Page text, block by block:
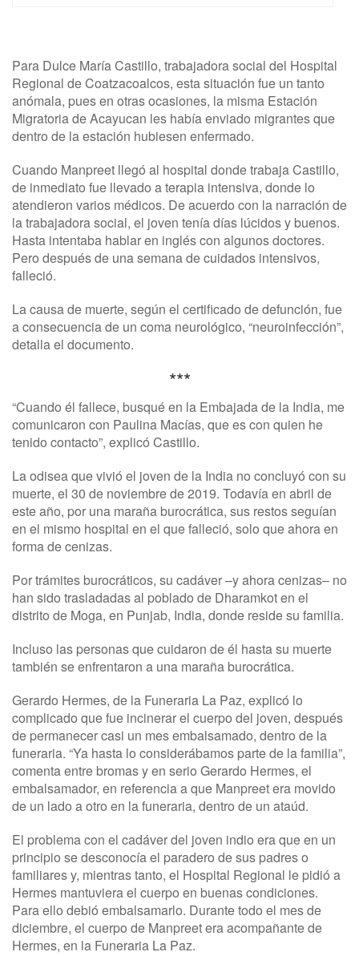
Para Dulce María Castillo, trabajadora social del Hospital
Regional de Coatzacoalcos, esta situación fue un tanto
anómala, pues en otras ocasiones, la misma Estación
Migratoria de Acayucan les había enviado migrantes que
dentro de la estación hubiesen enfermado.
Cuando Manpreet llegó al hospital donde trabaja Castillo,
de inmediato fue llevado a terapia intensiva, donde lo
atendieron varios médicos. De acuerdo con la narración de
la trabajadora social, el joven tenía días lúcidos y buenos.
Hasta intentaba hablar en inglés con algunos doctores.
Pero después de una semana de cuidados intensivos,
falleció.
La causa de muerte, según el certificado de defunción, fue
a consecuencia de un coma neurológico, “neuroinfección”,
detalla el documento.
***
“Cuando él fallece, busqué en la Embajada de la India, me
comunicaron con Paulina Macías, que es con quien he
tenido contacto”, explicó Castillo.
La odisea que vivió el joven de la India no concluyó con su
muerte, el 30 de noviembre de 2019. Todavía en abril de
este año, por una maraña burocrática, sus restos seguían
en el mismo hospital en el que falleció, solo que ahora en
forma de cenizas.
Por trámites burocráticos, su cadáver –y ahora cenizas– no
han sido trasladadas al poblado de Dharamkot en el
distrito de Moga, en Punjab, India, donde reside su familia.
Incluso las personas que cuidaron de él hasta su muerte
también se enfrentaron a una maraña burocrática.
Gerardo Hermes, de la Funeraria La Paz, explicó lo
complicado que fue incinerar el cuerpo del joven, después
de permanecer casi un mes embalsamado, dentro de la
funeraria. “Ya hasta lo considerábamos parte de la familia”,
comenta entre bromas y en serio Gerardo Hermes, el
embalsamador, en referencia a que Manpreet era movido
de un lado a otro en la funeraria, dentro de un ataúd.
El problema con el cadáver del joven indio era que en un
principio se desconocía el paradero de sus padres o
familiares y, mientras tanto, el Hospital Regional le pidió a
Hermes mantuviera el cuerpo en buenas condiciones.
Para ello debió embalsamarlo. Durante todo el mes de
diciembre, el cuerpo de Manpreet era acompañante de
Hermes, en la Funeraria La Paz.